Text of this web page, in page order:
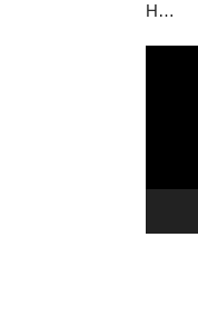
H…